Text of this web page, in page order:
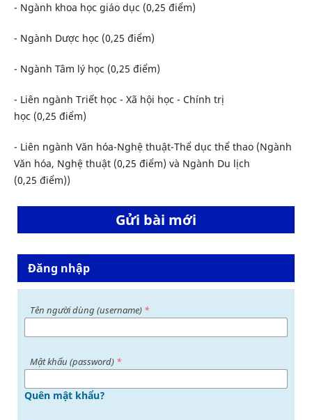
- Ngành khoa học giáo dục (0,25 điểm)
- Ngành Dược học (0,25 điểm)
- Ngành Tâm lý học (0,25 điểm)
- Liên ngành Triết học - Xã hội học - Chính trị
học (0,25 điểm)
- Liên ngành Văn hóa-Nghệ thuật-Thể dục thể thao (Ngành
Văn hóa, Nghệ thuật (0,25 điểm) và Ngành Du lịch
(0,25 điểm))
Gửi bài mới
Đăng nhập
Tên người dùng (username) *
Mật khấu (password) *
Quên mật khẩu?